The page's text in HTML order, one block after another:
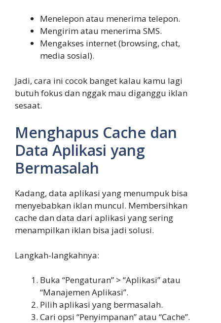
Menelepon atau menerima telepon.
Mengirim atau menerima SMS.
Mengakses internet (browsing, chat,
media sosial).
Jadi, cara ini cocok banget kalau kamu lagi
butuh fokus dan nggak mau diganggu iklan
sesaat.
Menghapus Cache dan
Data Aplikasi yang
Bermasalah
Kadang, data aplikasi yang menumpuk bisa
menyebabkan iklan muncul. Membersihkan
cache dan data dari aplikasi yang sering
menampilkan iklan bisa jadi solusi.
Langkah-langkahnya:
Buka “Pengaturan” > “Aplikasi” atau
“Manajemen Aplikasi”.
Pilih aplikasi yang bermasalah.
Cari opsi “Penyimpanan” atau “Cache”.